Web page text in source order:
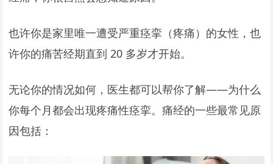
也许你是家里唯一遭受严重痉挛（疼痛）的女性，也
许你的痛苦经期直到 20 多岁才开始。
无论你的情况如何，医生都可以帮你了解——为什么
你每个月都会出现疼痛性痉挛。痛经的一些最常见原
因包括：